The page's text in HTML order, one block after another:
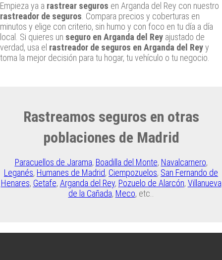
Empieza ya a rastrear seguros en Arganda del Rey con nuestro
rastreador de seguros . Compara precios y coberturas en
minutos y elige con criterio, sin humo y con foco en tu día a día
local. Si quieres un seguro en Arganda del Rey ajustado de
verdad, usa el rastreador de seguros en Arganda del Reyy
toma la mejor decisión para tu hogar, tu vehículo o tu negocio.
Rastreamos seguros en otras
poblaciones de Madrid
Paracuellos de Jarama, Boadilla del Monte, Navalcarnero,
Leganés, Humanes de Madrid, Ciempozuelos, San Fernando de
Henares, Getafe, Arganda del Rey, Pozuelo de Alarcón, Villanueva
de la Cañada, Meco, etc..